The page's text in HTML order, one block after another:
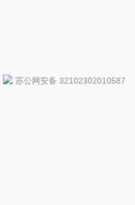
苏公网安备 32102302010587